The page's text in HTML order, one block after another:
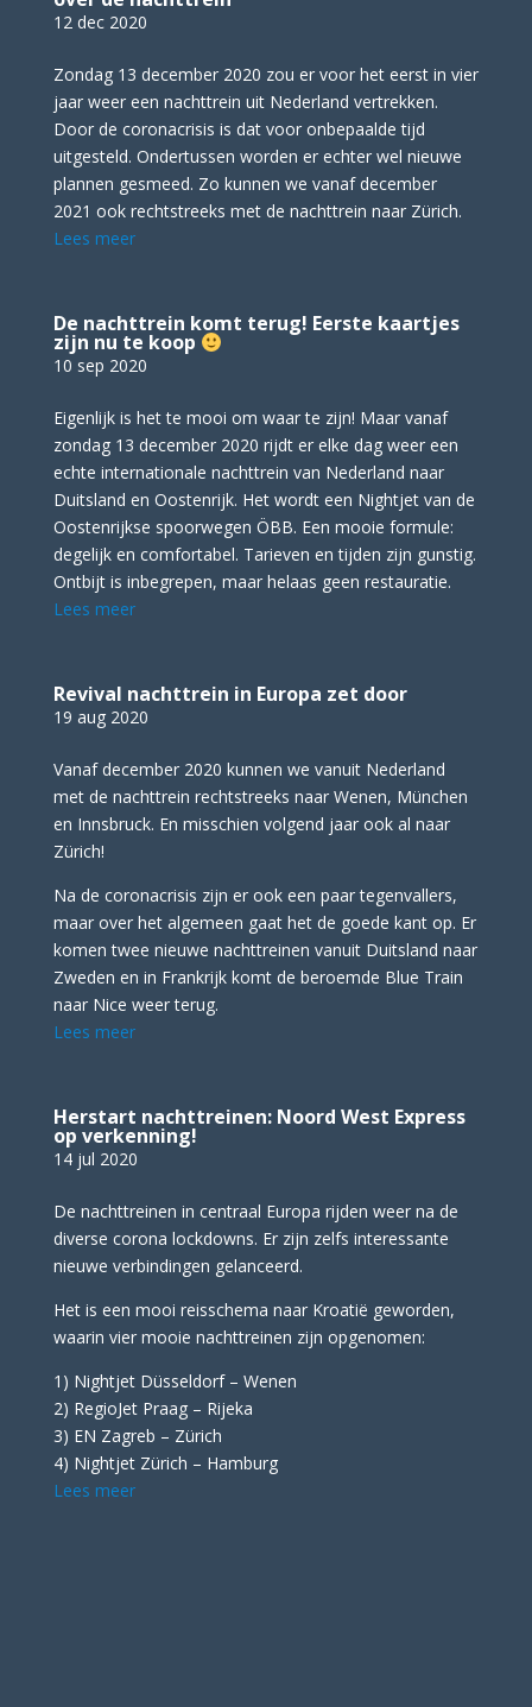
12 dec 2020
Zondag 13 december 2020 zou er voor het eerst in vier
jaar weer een nachttrein uit Nederland vertrekken.
Door de coronacrisis is dat voor onbepaalde tijd
uitgesteld. Ondertussen worden er echter wel nieuwe
plannen gesmeed. Zo kunnen we vanaf december
2021 ook rechtstreeks met de nachttrein naar Zürich.
Lees meer
De nachttrein komt terug! Eerste kaartjes
zijn nu te koop
10 sep 2020
Eigenlijk is het te mooi om waar te zijn! Maar vanaf
zondag 13 december 2020 rijdt er elke dag weer een
echte internationale nachttrein van Nederland naar
Duitsland en Oostenrijk. Het wordt een Nightjet van de
Oostenrijkse spoorwegen ÖBB. Een mooie formule:
degelijk en comfortabel. Tarieven en tijden zijn gunstig.
Ontbijt is inbegrepen, maar helaas geen restauratie.
Lees meer
Revival nachttrein in Europa zet door
19 aug 2020
Vanaf december 2020 kunnen we vanuit Nederland
met de nachttrein rechtstreeks naar Wenen, München
en Innsbruck. En misschien volgend jaar ook al naar
Zürich!
Na de coronacrisis zijn er ook een paar tegenvallers,
maar over het algemeen gaat het de goede kant op. Er
komen twee nieuwe nachttreinen vanuit Duitsland naar
Zweden en in Frankrijk komt de beroemde Blue Train
naar Nice weer terug.
Lees meer
Herstart nachttreinen: Noord West Express
op verkenning!
14 jul 2020
De nachttreinen in centraal Europa rijden weer na de
diverse corona lockdowns. Er zijn zelfs interessante
nieuwe verbindingen gelanceerd.
Het is een mooi reisschema naar Kroatië geworden,
waarin vier mooie nachttreinen zijn opgenomen:
1) Nightjet Düsseldorf – Wenen
2) RegioJet Praag – Rijeka
3) EN Zagreb – Zürich
4) Nightjet Zürich – Hamburg
Lees meer